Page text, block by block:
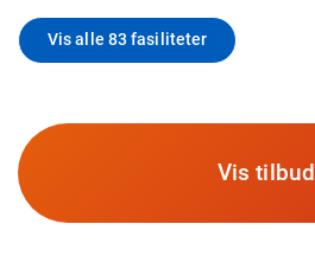
Vis alle 83 fasiliteter
Vis tilbud